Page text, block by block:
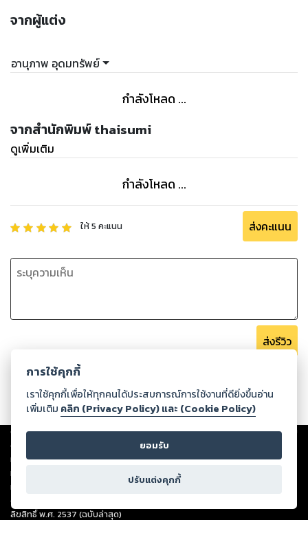
เนื้อหาในรายละเอียดจะครอบคลุมตั้งแต่การให้แนวคิดและวิธีการ
สินค้าและบริการแต่ละชนิดที่จะนํามาขาย/ทําตลาด หลักในการกํา
หนดราคาขาย คุณค่าของสินค้าและบริการ การหาเงินลงทุน ราย
รูปแบบบุคคลธรรมดา ห้างหุ้นส่วนจํากัด และบริษัทจํากัด ความรู้
ด้านภาษีและการบริหารภาษี การทําบัญชี กระบวนการขายและ
ทักษะการปิดการขาย การบริหารบริษัท/หน่วยธุรกิจของท่าน
ข้อคิดข้อควรระวังต่างๆและเนื้อหาอื่นๆที่เกี่ยวข้องทั้งหมด ทั้งนี้ก็
เพื่อให้ท่านสามารถประหยัดเงินและประหยัดเวลาที่จะเสียไปในลอง
ผิดลองถูกเองและยังเปิดโอกาสให้ท่านพบได้พบโอกาสและไอเดีย
ใหม่ๆในการทําธุรกิจ หนังสือเล่มนี้เหมาะสําหรับทั้งมือใหม่ที่ไม่มี
ประสบการณ์ทําธุรกิจมากก่อนและผู้ที่มีประสบการณ์ขายสินค้าและ
บริการมาบ้างแล้วและต้องการจะขยายธุรกิจหรือต้องการจัดตั้ง
เป็นบริษัทฯ นิติบุคคล
เมื่อคุณอ่านหนังสือเล่มนี้จะ คุณจะสามารถเริ่มต้นธุรกิจของตัวเอง
จากผู้แต่ง
อานุภาพ อุดมทรัพย์
กำลังโหลด ...
จากสำนักพิมพ์ thaisumi
ดูเพิ่มเติม
กำลังโหลด ...
ให้5 คะแนน ส่งคะแนน
ส่งรีวิว
Copyright ©2026Storylog Co., Ltd. - สตอรี่ล็อกขอสงวนสิทธิ์ไม่รับผิดชอบ
ต่อผลงานหรือเนื้อหาใดที่อัปโหลดผ่านเว็บไซต์และปรากฏว่าละเมิดสิทธิใน
ทรัพย์สินทางปัญญาของบุคคลอื่นหรือขัดต่อกฎหมายและศีลธรรม ดังนั้น ผู้อ่าน
ทุกท่านโปรดใช้วิจารณญาณในการกลั่นกรองด้วยตนเอง และหากท่านพบว่าส่วน
หนึ่งส่วนใดขัดต่อกฎหมายและศีลธรรม กรุณาแจ้งมายังบริษัท เพื่อทีมงานจะได้
ดำเนินการในทันที ทั้งนี้ ทางสตอรี่ล็อกขอสงวนลิขสิทธิ์ตามพระราชบัญญัติ
ลิขสิทธิ์ พ.ศ. 2537 (ฉบับล่าสุด)
การใช้คุกกี้
เราใช้คุกกี้เพื่อให้ทุกคนได้ประสบการณ์การใช้งานที่ดียิ่งขึ้นอ่าน
เพิ่มเติม คลิก (Privacy Policy) และ (Cookie Policy)
ยอมรับ
ปรับแต่งคุกกี้